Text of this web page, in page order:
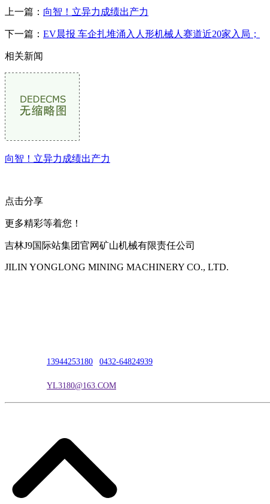
上一篇： 向智！立异力成绩出产力
下一篇： EV晨报 车企扎堆涌入人形机械人赛道近20家入局；
相关新闻
向智！立异力成绩出产力
点击分享
更多精彩等着您！
吉林J9国际站集团官网矿山机械有限责任公司
JILIN YONGLONG MINING MACHINERY CO., LTD.
13944253180 0432-64824939
YL3180@163.COM